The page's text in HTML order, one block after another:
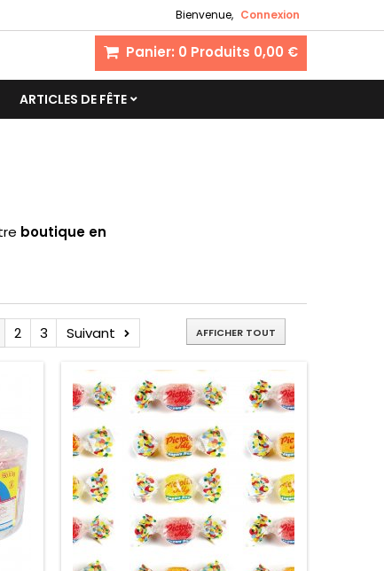
Bienvenue, Connexion
Panier: 0 Produits 0,00 €
ARTICLES DE FÊTE
boutique en
2 3 Suivant AFFICHER TOUT